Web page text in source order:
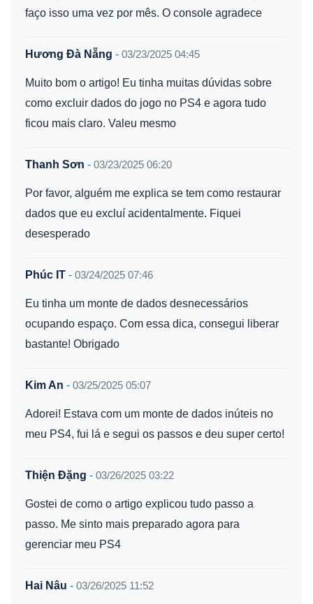
faço isso uma vez por mês. O console agradece
Hương Đà Nẵng - 03/23/2025 04:45
Muito bom o artigo! Eu tinha muitas dúvidas sobre
como excluir dados do jogo no PS4 e agora tudo
ficou mais claro. Valeu mesmo
Thanh Sơn - 03/23/2025 06:20
Por favor, alguém me explica se tem como restaurar
dados que eu excluí acidentalmente. Fiquei
desesperado
Phúc IT - 03/24/2025 07:46
Eu tinha um monte de dados desnecessários
ocupando espaço. Com essa dica, consegui liberar
bastante! Obrigado
Kim An - 03/25/2025 05:07
Adorei! Estava com um monte de dados inúteis no
meu PS4, fui lá e segui os passos e deu super certo!
Thiện Đặng - 03/26/2025 03:22
Gostei de como o artigo explicou tudo passo a
passo. Me sinto mais preparado agora para
gerenciar meu PS4
Hai Nâu - 03/26/2025 11:52